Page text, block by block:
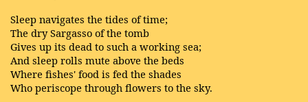
Sleep navigates the tides of time;
The dry Sargasso of the tomb
Gives up its dead to such a working sea;
And sleep rolls mute above the beds
Where fishes' food is fed the shades
Who periscope through flowers to the sky.